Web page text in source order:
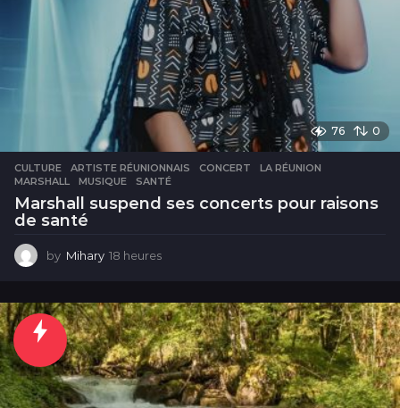
76 0
CULTURE ARTISTE RÉUNIONNAIS ,CONCERT ,LA RÉUNION
MARSHALL
,MUSIQUE ,SANTÉ
Marshall suspend ses concerts pour raisons
de santé
by Mihary 18 heures
e
u
r
e
s